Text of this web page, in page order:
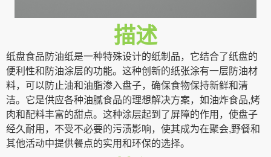
描述
纸盘食品防油纸是一种特殊设计的纸制品，它结合了纸盘的
便利性和防油涂层的功能。这种创新的纸张涂有一层防油材
料，可以防止油和油脂渗入盘子，确保食物保持新鲜和清
洁。它是供应各种油腻食品的理想解决方案，如油炸食品,烤
肉和配料丰富的甜点。这种涂层起到了屏障的作用，使盘子
经久耐用，不受不必要的污渍影响，使其成为在聚会,野餐和
其他活动中提供餐点的实用和环保的选择。